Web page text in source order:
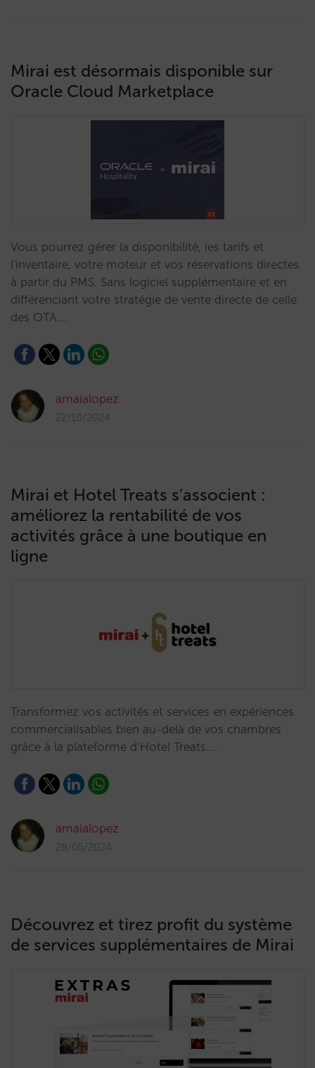
Mirai est désormais disponible sur
Oracle Cloud Marketplace
Vous pourrez gérer la disponibilité, les tarifs et
l'inventaire, votre moteur et vos réservations directes
à partir du PMS. Sans logiciel supplémentaire et en
différenciant votre stratégie de vente directe de celle
des OTA.…
amaialopez
22/10/2024
Mirai et Hotel Treats s’associent :
améliorez la rentabilité de vos
activités grâce à une boutique en
ligne
Transformez vos activités et services en expériences
commercialisables bien au-delà de vos chambres
grâce à la plateforme d’Hotel Treats.…
amaialopez
28/05/2024
Découvrez et tirez profit du système
de services supplémentaires de Mirai